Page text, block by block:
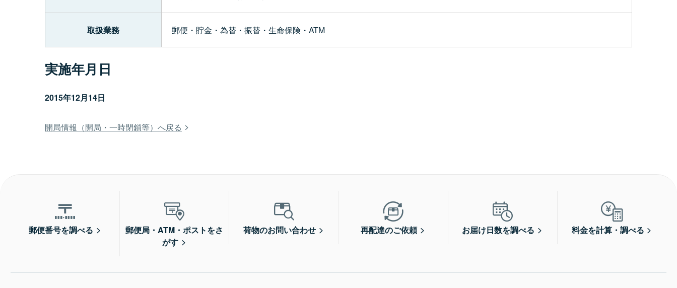
取扱業務 郵便・貯金・為替・振替・生命保険・ATM
実施年月日
2015年12月14日
開局情報（開局・一時閉鎖等）へ戻る
郵便番号を調べる
郵便局・ATM・ポストをさ
がす
荷物のお問い合わせ 再配達のご依頼 お届け日数を調べる 料金を計算・調べる